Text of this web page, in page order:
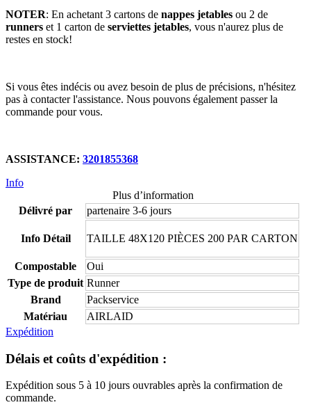
NOTER: En achetant 3 cartons de nappes jetables ou 2 de
runners et 1 carton de serviettes jetables, vous n'aurez plus de
restes en stock!
Si vous êtes indécis ou avez besoin de plus de précisions, n'hésitez
pas à contacter l'assistance. Nous pouvons également passer la
commande pour vous.
ASSISTANCE: 3201855368
Info
Plus d’information
Délivré par
partenaire 3-6 jours
Info Détail TAILLE 48X120 PIÈCES 200 PAR CARTON
Compostable
Oui
Type de produit Runner
Brand
Packservice
Matériau
AIRLAID
Expédition
Délais et coûts d'expédition :
Expédition sous 5 à 10 jours ouvrables après la confirmation de
commande.